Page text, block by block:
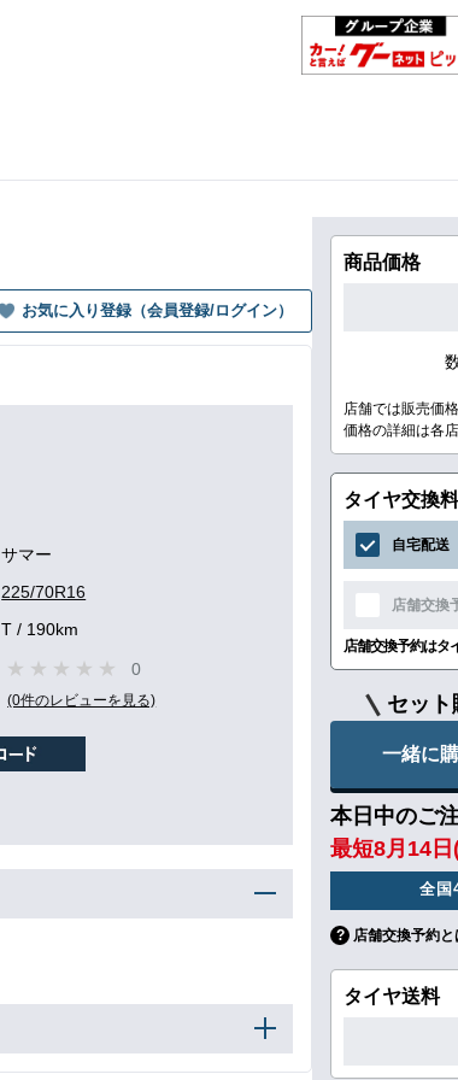
お気に入り登録（会員登録/ログイン）
サマー
225/70R16
T / 190km
0
(0件のレビューを見る)
商品価格
店舗では販売価
価格の詳細は各
タイヤ交換
自宅配送
店舗交換
店舗交換予約はタ
セット
一緒に
本日中のご
最短8月14
全国
店舗交換予約と
タイヤ送料